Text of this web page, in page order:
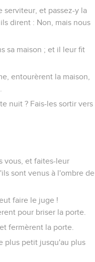
serviteur, et passez-y la
dirent : Non, mais nous
sa maison ; et il leur fit
entourèrent la maison,
nuit ? Fais-les sortir vers
vous, et faites-leur
sont venus à l'ombre de
faire le juge !
pour briser la porte.
fermèrent la porte.
plus petit jusqu'au plus